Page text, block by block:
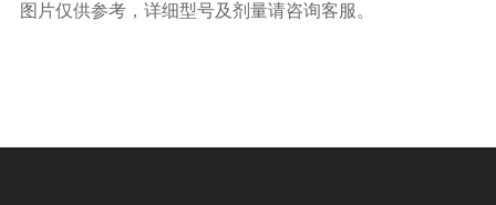
图片仅供参考，详细型号及剂量请咨询客服。